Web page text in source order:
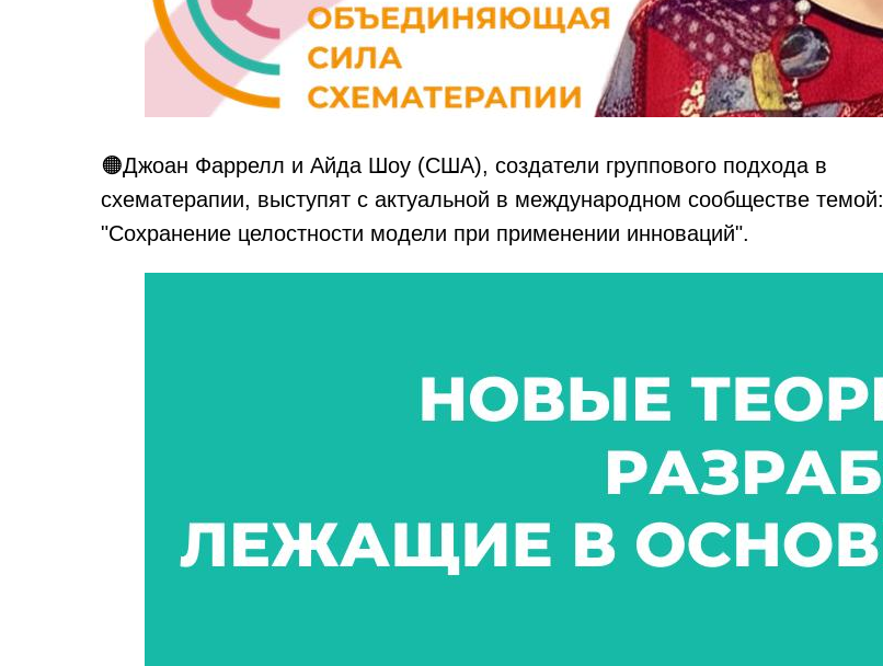
🟠Джоан Фаррелл и Айда Шоу (США), создатели группового подхода в
схематерапии, выступят с актуальной в международном сообществе темой:
"Сохранение целостности модели при применении инноваций".